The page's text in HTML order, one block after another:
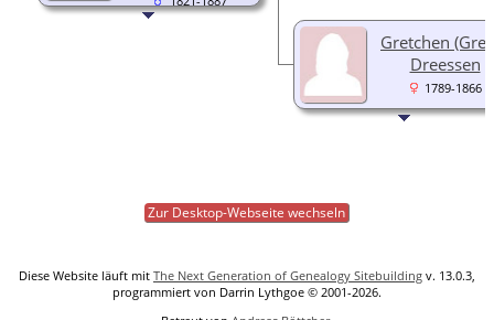
Gretchen
Dreessen
1789-1866
Zur Desktop-Webseite wechseln
Diese Website läuft mit The Next Generation of Genealogy Sitebuilding v. 13.0.3,
programmiert von Darrin Lythgoe © 2001-2026.